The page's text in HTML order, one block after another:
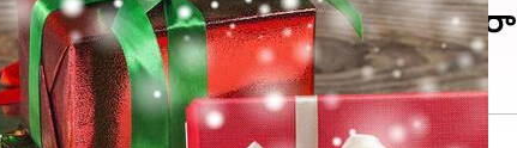
పండుగకి బెస్ట్ గిఫ్ట్‌ కోసం